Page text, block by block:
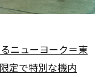
ニューヨーク＝東
定で特別な機内